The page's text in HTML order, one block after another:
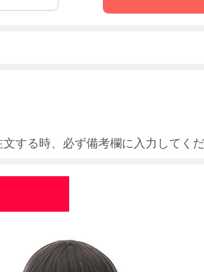
する時、必ず備考欄に入力してく